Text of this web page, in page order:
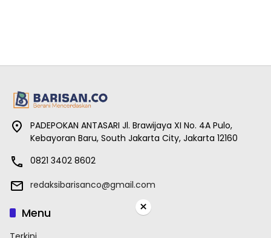
PADEPOKAN ANTASARI Jl. Brawijaya XI No. 4A Pulo,
Kebayoran Baru, South Jakarta City, Jakarta 12160
0821 3402 8602
redaksibarisanco@gmail.com
Menu ×